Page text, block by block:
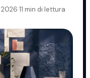
2026·11 min di lettura